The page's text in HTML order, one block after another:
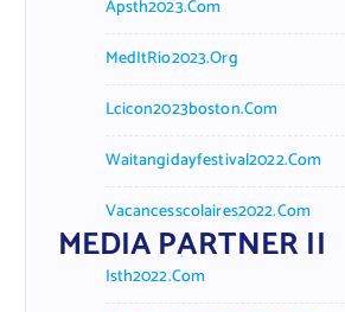
Apsth2023.com
MedItRio2023.org
Lcicon2023boston.com
Waitangidayfestival2022.com
Vacancesscolaires2022.com
MEDIA PARTNER II
Isth2022.com